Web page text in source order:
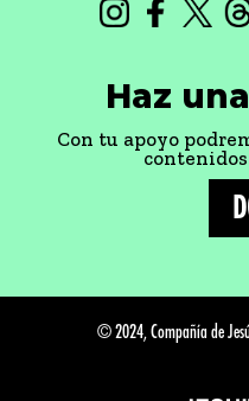
Haz
Con tu apoyo
© 2024, Compañía de